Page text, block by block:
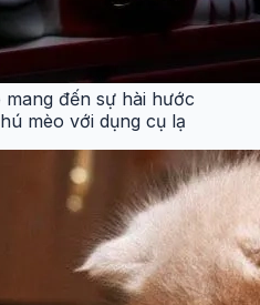
mang đến sự hài hước
mèo với dụng cụ lạ